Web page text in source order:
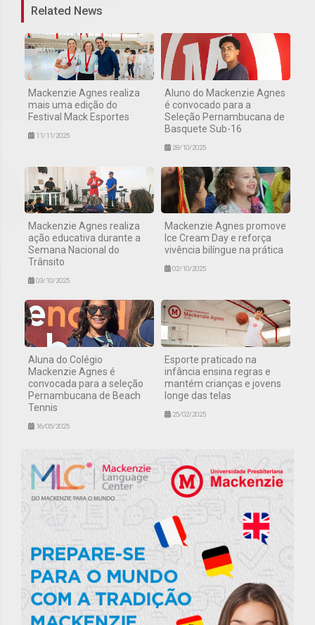
Related News
Mackenzie Agnes realiza
mais uma edição do
Festival Mack Esportes
11/11/2025
Aluno do Mackenzie Agnes
é convocado para a
Seleção Pernambucana de
Basquete Sub-16
28/10/2025
Mackenzie Agnes realiza
ação educativa durante a
Semana Nacional do
Trânsito
03/10/2025
Mackenzie Agnes promove
Ice Cream Day e reforça
vivência bilíngue na prática
02/10/2025
Aluna do Colégio
Mackenzie Agnes é
convocada para a seleção
Pernambucana de Beach
Tennis
16/05/2025
Esporte praticado na
infância ensina regras e
mantém crianças e jovens
longe das telas
25/02/2025